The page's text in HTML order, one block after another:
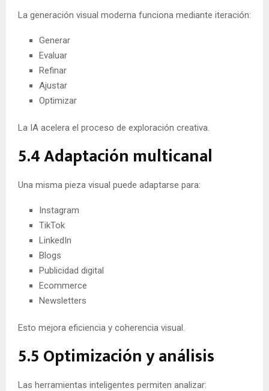
La generación visual moderna funciona mediante iteración:
Generar
Evaluar
Refinar
Ajustar
Optimizar
La IA acelera el proceso de exploración creativa.
5.4 Adaptación multicanal
Una misma pieza visual puede adaptarse para:
Instagram
TikTok
LinkedIn
Blogs
Publicidad digital
Ecommerce
Newsletters
Esto mejora eficiencia y coherencia visual.
5.5 Optimización y análisis
Las herramientas inteligentes permiten analizar: